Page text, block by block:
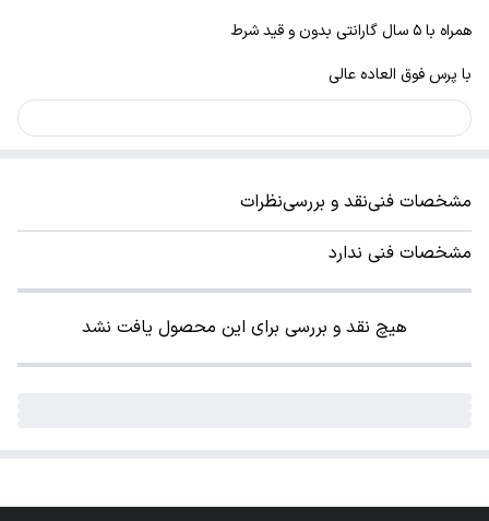
همراه با ٥ سال گارانتی بدون و قید شرط
با پرس فوق العاده عالی
مشخصات فنینقد و بررسینظرات
مشخصات فنی ندارد
هیچ نقد و بررسی برای این محصول یافت نشد